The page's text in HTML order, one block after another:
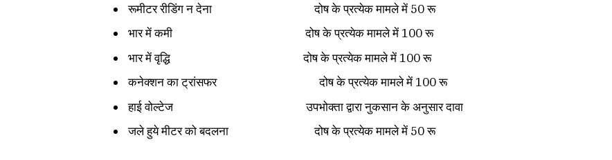
रूमीटर रीडिंग न देना दोष के प्रत्येक मामले में 50 रू
भार में कमी दोष के प्रत्येक मामले में 100 रू
भार में वृद्धि दोष के प्रत्येक मामले में 100 रू
कनेक्शन का ट्रांसफर दोष के प्रत्येक मामले में 100 रू
हाई वोल्टेज उपभोक्ता द्वारा नुकसान के अनुसार दावा
जले हुये मीटर को बदलना दोष के प्रत्येक मामले में 50 रू